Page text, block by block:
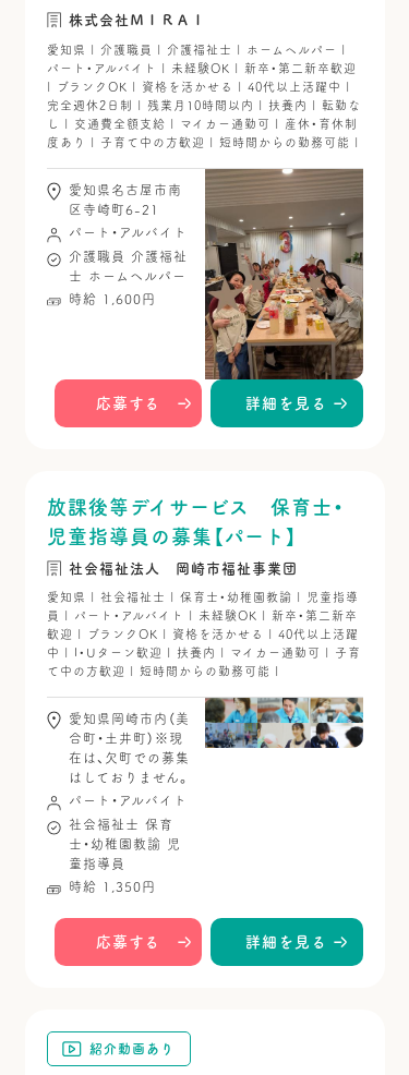
株式会社ＭＩＲＡＩ
愛知県 | 介護職員 | 介護福祉士 | ホームヘルパー |
パート・アルバイト | 未経験OK | 新卒・第二新卒歓迎
| ブランクOK | 資格を活かせる | 40代以上活躍中 |
完全週休2日制 | 残業月10時間以内 | 扶養内 | 転勤な
し | 交通費全額支給 | マイカー通勤可 | 産休・育休制
度あり | 子育て中の方歓迎 | 短時間からの勤務可能 |
愛知県名古屋市南
区寺崎町6-21
パート・アルバイト
介護職員
介護福祉
士
ホームヘルパー
時給 1,600円
応募する 詳細を見る
放課後等デイサービス 保育士・
児童指導員の募集【パート】
社会福祉法人 岡崎市福祉事業団
愛知県 | 社会福祉士 | 保育士・幼稚園教諭 | 児童指導
員 | パート・アルバイト | 未経験OK | 新卒・第二新卒
歓迎 | ブランクOK | 資格を活かせる | 40代以上活躍
中 | I・Uターン歓迎 | 扶養内 | マイカー通勤可 | 子育
て中の方歓迎 | 短時間からの勤務可能 |
愛知県岡崎市内（美
合町・土井町）※現
在は、欠町での募集
はしておりません。
パート・アルバイト
社会福祉士 保育
士・幼稚園教諭
児
童指導員
時給 1,350円
応募する 詳細を見る
紹介動画あり